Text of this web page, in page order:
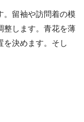
。留袖や訪問着の模
整します。青花を薄
を決めます。そし